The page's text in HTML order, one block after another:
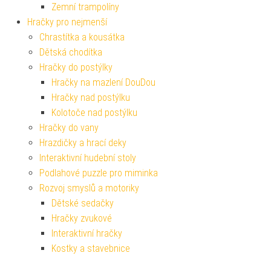
Zemní trampolíny
Hračky pro nejmenší
Chrastítka a kousátka
Dětská chodítka
Hračky do postýlky
Hračky na mazlení DouDou
Hračky nad postýlku
Kolotoče nad postýlku
Hračky do vany
Hrazdičky a hrací deky
Interaktivní hudební stoly
Podlahové puzzle pro miminka
Rozvoj smyslů a motoriky
Dětské sedačky
Hračky zvukové
Interaktivní hračky
Kostky a stavebnice